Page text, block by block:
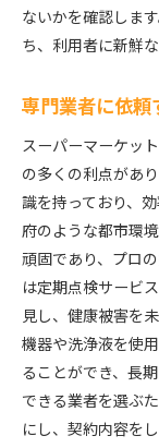
空気質
新鮮な
清掃後
プロが
顧客満
大阪府の都
備清掃の役割
都市環
地域特
地元の
都市部
ないかを確認しま
ち、利用者に新鮮
専門業者に依頼
スーパーマーケッ
の多くの利点があ
識を持っており、
府のような都市環
頑固であり、プロ
は定期点検サービ
見し、健康被害を
機器や洗浄液を使
ることができ、長
できる業者を選ぶ
にし、契約内容を